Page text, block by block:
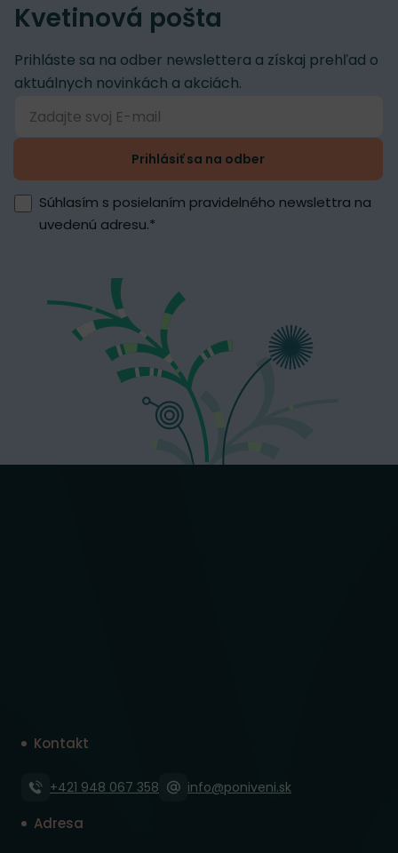
Kvetinová pošta
Prihláste sa na odber newslettera a získaj prehľad o
aktuálnych novinkách a akciách.
Prihlásiť sa na odber
Súhlasím s posielaním pravidelného newslettra na
uvedenú adresu.*
Kontakt
+421 948 067 358 info@poniveni.sk
Adresa